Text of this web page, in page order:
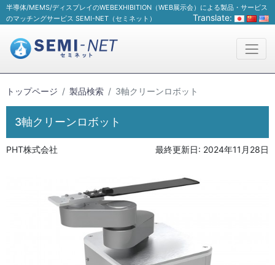
半導体/MEMS/ディスプレイのWEBEXHIBITION（WEB展示会）による製品・サービス
のマッチングサービス SEMI-NET（セミネット）
Translate:
トップページ 製品検索 3軸クリーンロボット
3軸クリーンロボット
PHT株式会社 最終更新日: 2024年11月28日